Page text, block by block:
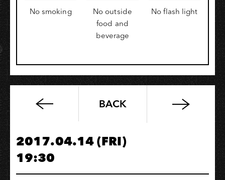
No smoking
No outside
food and
beverage
No flash light
今
佰
8
BACK
2017.04.14 (FRI)
19:30